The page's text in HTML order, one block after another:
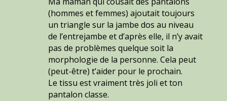
(hommes et femmes) ajoutait toujours
un triangle sur la jambe dos au niveau
de l’entrejambe et d’après elle, il n’y avait
pas de problèmes quelque soit la
morphologie de la personne. Cela peut
(peut-être) t’aider pour le prochain.
Le tissu est vraiment très joli et ton
pantalon classe.